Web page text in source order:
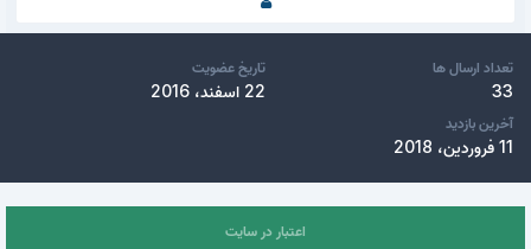
تعداد ارسال ها
33
تاریخ عضویت
22 اسفند، 2016
آخرین بازدید
11 فروردین، 2018
اعتبار در سایت